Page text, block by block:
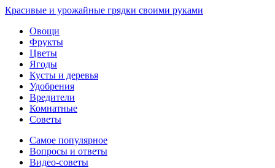
Красивые и урожайные грядки своими руками
Овощи
Фрукты
Цветы
Ягоды
Кусты и деревья
Удобрения
Вредители
Комнатные
Советы
Самое популярное
Вопросы и ответы
Видео-советы